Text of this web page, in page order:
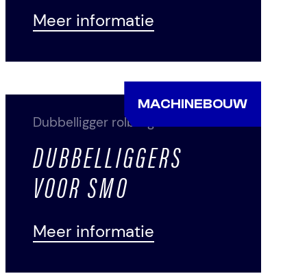
Meer informatie
MACHINEBOUW
Dubbelligger rolbrug
DUBBELLIGGERS
VOOR SMO
Meer informatie